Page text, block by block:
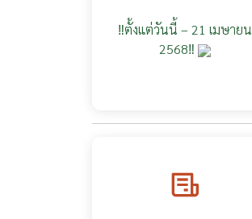
‼️ตั้งแต่วันนี้ – 21 เมษายน
2568‼️